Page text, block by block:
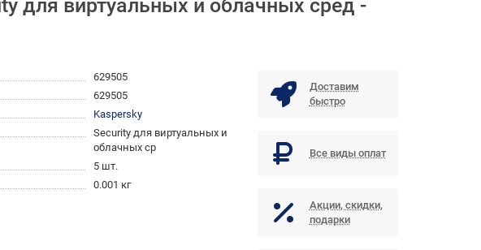
для виртуальных и облачных сред -
629505
629505
Kaspersky
Security для виртуальных и
облачных ср
5 шт.
0.001 кг
Доставим
быстро
Все виды оплат
Акции, скидки,
подарки